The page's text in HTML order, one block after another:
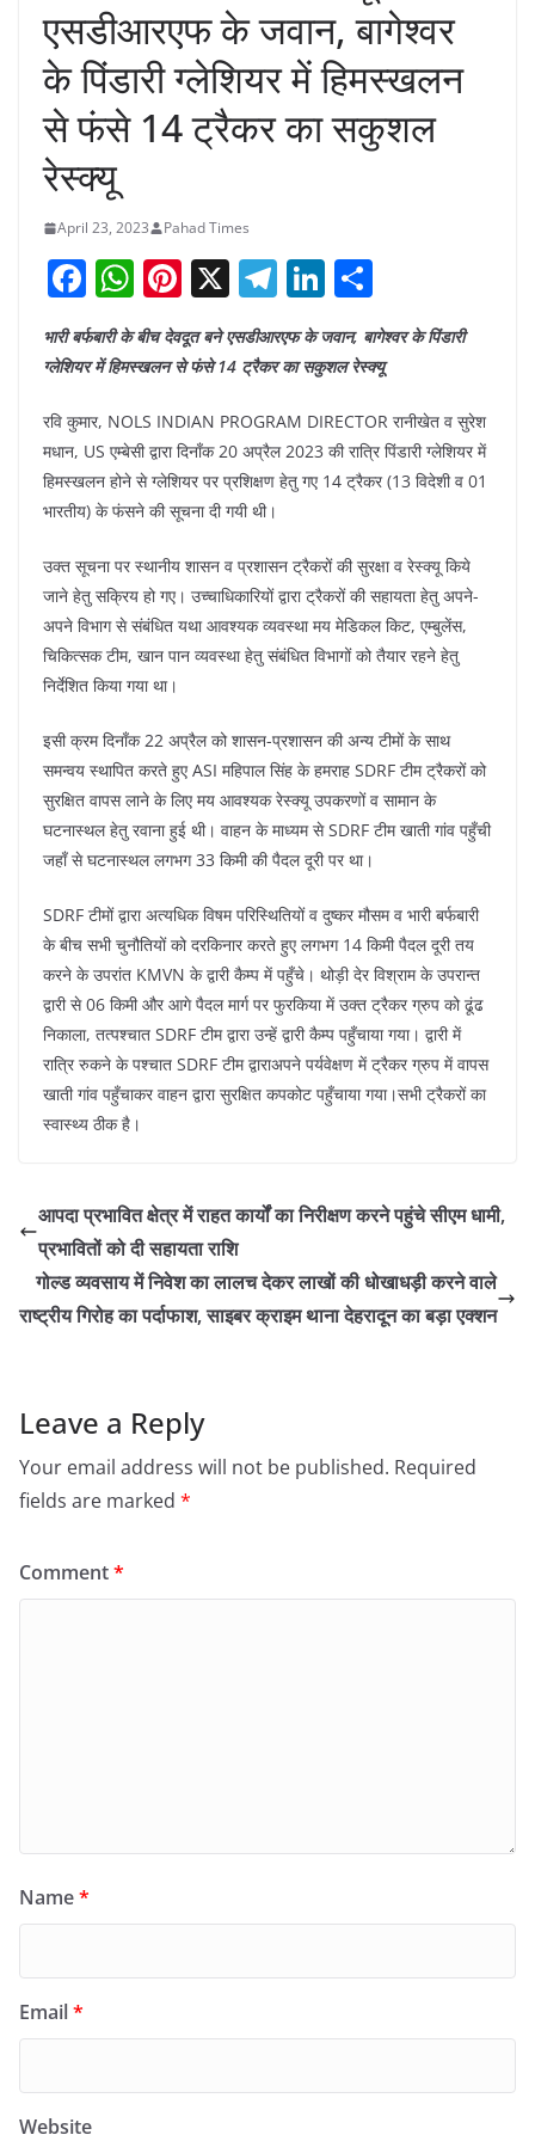
एसडीआरएफ के जवान, बागेश्वर
के पिंडारी ग्लेशियर में हिमस्खलन
से फंसे 14 ट्रैकर का सकुशल
रेस्क्यू
April 23, 2023 Pahad Times
F
a
c
b
o
o
W
h
at
A
p
p
Pi
nt
er
st
X T
e
a
m
Li
k
dI
n
h
ar
e
भारी बर्फबारी के बीच देवदूत बने एसडीआरएफ के जवान, बागेश्वर के पिंडारी
ग्लेशियर में हिमस्खलन से फंसे 14 ट्रैकर का सकुशल रेस्क्यू
रवि कुमार, NOLS INDIAN PROGRAM DIRECTOR रानीखेत व सुरेश
मधान, US एम्बेसी द्वारा दिनाँक 20 अप्रैल 2023 की रात्रि पिंडारी ग्लेशियर में
हिमस्खलन होने से ग्लेशियर पर प्रशिक्षण हेतु गए 14 ट्रैकर (13 विदेशी व 01
भारतीय) के फंसने की सूचना दी गयी थी।
उक्त सूचना पर स्थानीय शासन व प्रशासन ट्रैकरों की सुरक्षा व रेस्क्यू किये
जाने हेतु सक्रिय हो गए। उच्चाधिकारियों द्वारा ट्रैकरों की सहायता हेतु अपने-
अपने विभाग से संबंधित यथा आवश्यक व्यवस्था मय मेडिकल किट, एम्बुलेंस,
चिकित्सक टीम, खान पान व्यवस्था हेतु संबंधित विभागों को तैयार रहने हेतु
निर्देशित किया गया था।
इसी क्रम दिनाँक 22 अप्रैल को शासन-प्रशासन की अन्य टीमों के साथ
समन्वय स्थापित करते हुए ASI महिपाल सिंह के हमराह SDRF टीम ट्रैकरों को
सुरक्षित वापस लाने के लिए मय आवश्यक रेस्क्यू उपकरणों व सामान के
घटनास्थल हेतु रवाना हुई थी। वाहन के माध्यम से SDRF टीम खाती गांव पहुँची
जहाँ से घटनास्थल लगभग 33 किमी की पैदल दूरी पर था।
SDRF टीमों द्वारा अत्यधिक विषम परिस्थितियों व दुष्कर मौसम व भारी बर्फबारी
के बीच सभी चुनौतियों को दरकिनार करते हुए लगभग 14 किमी पैदल दूरी तय
करने के उपरांत KMVN के द्वारी कैम्प में पहुँचे। थोड़ी देर विश्राम के उपरान्त
द्वारी से 06 किमी और आगे पैदल मार्ग पर फुरकिया में उक्त ट्रैकर ग्रुप को ढूंढ
निकाला, तत्पश्चात SDRF टीम द्वारा उन्हें द्वारी कैम्प पहुँचाया गया। द्वारी में
रात्रि रुकने के पश्चात SDRF टीम द्वाराअपने पर्यवेक्षण में ट्रैकर ग्रुप में वापस
खाती गांव पहुँचाकर वाहन द्वारा सुरक्षित कपकोट पहुँचाया गया।सभी ट्रैकरों का
स्वास्थ्य ठीक है।
आपदा प्रभावित क्षेत्र में राहत कार्यों का निरीक्षण करने पहुंचे सीएम धामी,
प्रभावितों को दी सहायता राशि
गोल्ड व्यवसाय में निवेश का लालच देकर लाखों की धोखाधड़ी करने वाले
राष्ट्रीय गिरोह का पर्दाफाश, साइबर क्राइम थाना देहरादून का बड़ा एक्शन
Leave a Reply
Your email address will not be published. Required
fields are marked *
Comment*
Name*
Email*
Website